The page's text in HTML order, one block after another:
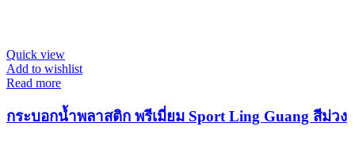
Quick view
Add to wishlist
Read more
กระบอกน้ำพลาสติก พรีเมี่ยม Sport Ling Guang สีม่วง